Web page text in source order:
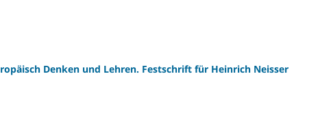
Denken und Lehren. Festschrift für Heinrich Neisser